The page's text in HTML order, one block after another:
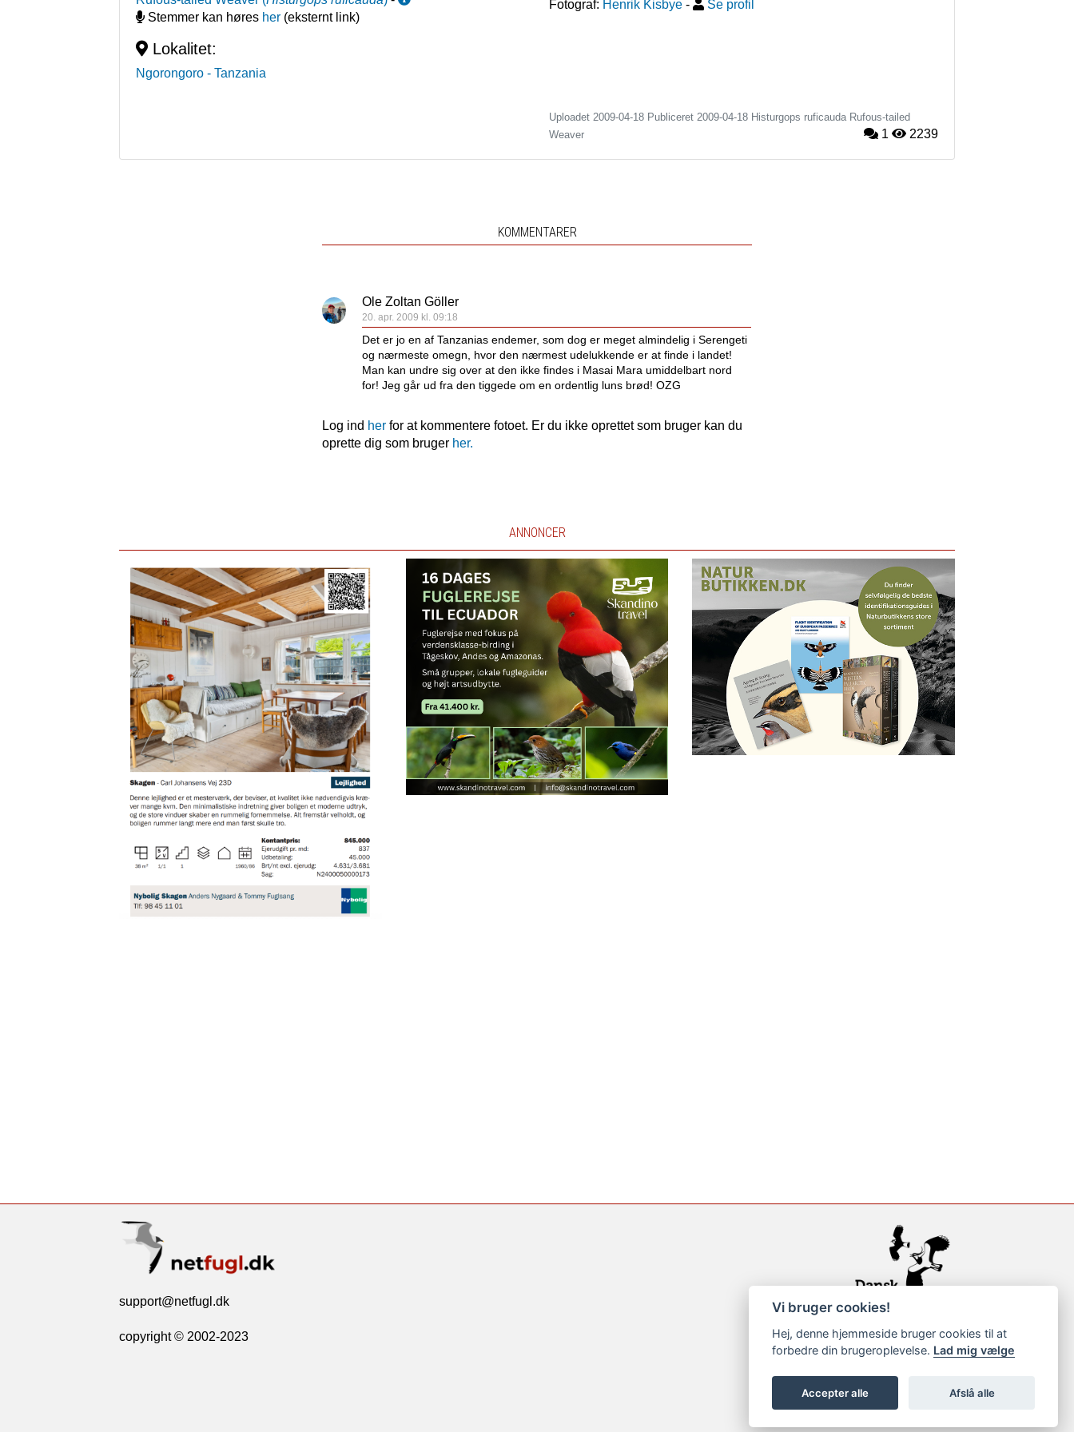
Stemmer kan høres her (eksternt link)
Lokalitet:
Ngorongoro - Tanzania
Fotograf: Henrik Kisbye - Se profil
Uploadet 2009-04-18 Publiceret 2009-04-18 Histurgops ruficauda Rufous-tailed
Weaver
1 2239
KOMMENTARER
Ole Zoltan Göller
20. apr. 2009 kl. 09:18
Det er jo en af Tanzanias endemer, som dog er meget almindelig i Serengeti
og nærmeste omegn, hvor den nærmest udelukkende er at finde i landet!
Man kan undre sig over at den ikke findes i Masai Mara umiddelbart nord
for! Jeg går ud fra den tiggede om en ordentlig luns brød! OZG
Log ind her for at kommentere fotoet. Er du ikke oprettet som bruger kan du
oprette dig som bruger her.
ANNONCER
support@netfugl.dk
copyright © 2002-2023
Vi bruger cookies!
Hej, denne hjemmeside bruger cookies til at
forbedre din brugeroplevelse. Lad mig vælge
Accepter alle Afslå alle